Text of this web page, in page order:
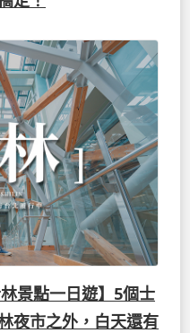
景點一日遊】5個士
夜市之外，白天還有